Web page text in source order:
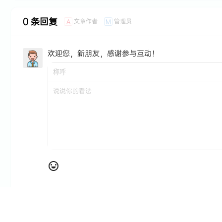
0 条回复 A 文章作者 M 管理员
欢迎您，新朋友，感谢参与互动！